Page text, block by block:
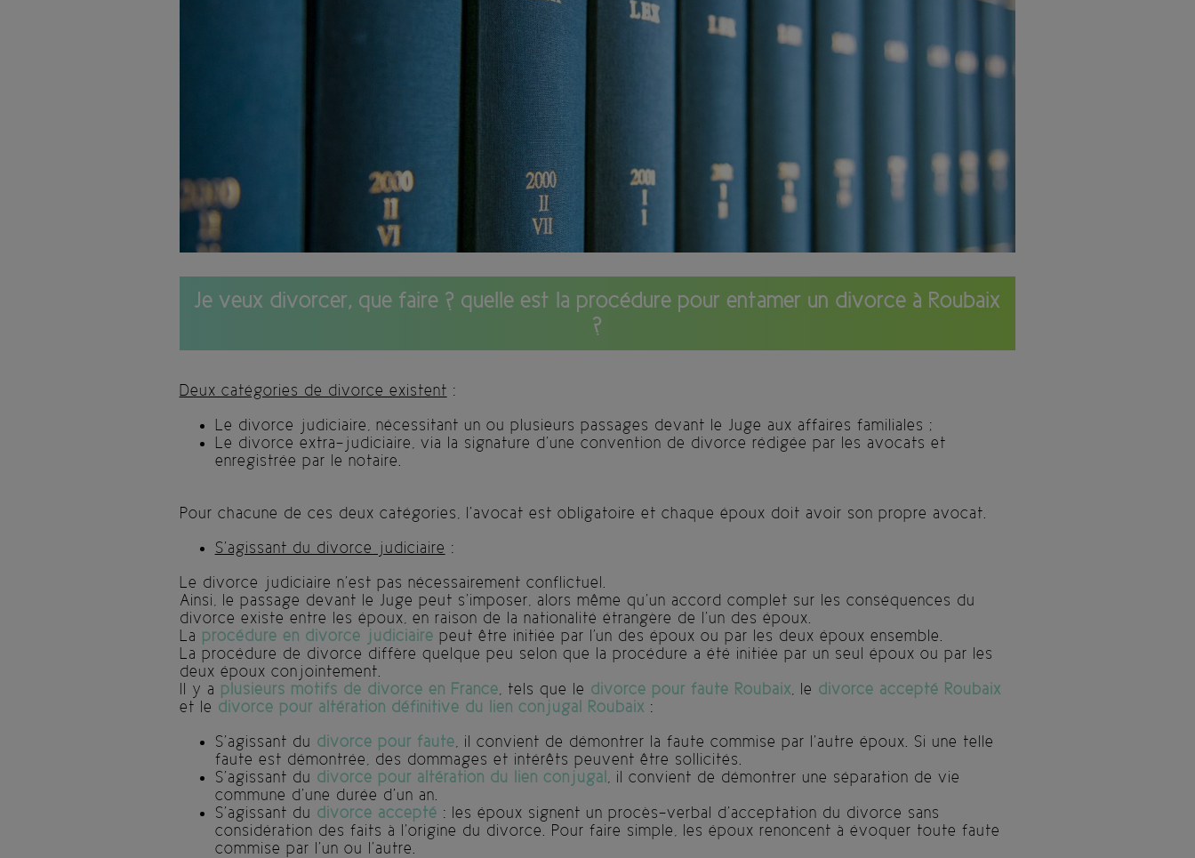
Je veux divorcer, que faire ? quelle est la procédure pour entamer un divorce à Roubaix
?
Deux catégories de divorce existent :
Le divorce judiciaire, nécessitant un ou plusieurs passages devant le Juge aux affaires familiales ;
Le divorce extra-judiciaire, via la signature d’une convention de divorce rédigée par les avocats et
enregistrée par le notaire.
Pour chacune de ces deux catégories, l’avocat est obligatoire et chaque époux doit avoir son propre avocat.
S’agissant du divorce judiciaire :
Le divorce judiciaire n’est pas nécessairement conflictuel.
Ainsi, le passage devant le Juge peut s’imposer, alors même qu’un accord complet sur les conséquences du
divorce existe entre les époux, en raison de la nationalité étrangère de l’un des époux.
La procédure en divorce judiciaire peut être initiée par l'un des époux ou par les deux époux ensemble.
La procédure de divorce diffère quelque peu selon que la procédure a été initiée par un seul époux ou par les
deux époux conjointement.
Il y a plusieurs motifs de divorce en France , tels que le divorce pour faute Roubaix , le divorce accepté Roubaix
et le divorce pour altération définitive du lien conjugal Roubaix :
S’agissant du divorce pour faute , il convient de démontrer la faute commise par l’autre époux. Si une telle
faute est démontrée, des dommages et intérêts peuvent être sollicités.
S’agissant du divorce pour altération du lien conjugal
, il convient de démontrer une séparation de vie
commune d’une durée d’un an.
S’agissant du divorce accepté : les époux signent un procès-verbal d’acceptation du divorce sans
considération des faits à l’origine du divorce. Pour faire simple, les époux renoncent à évoquer toute faute
commise par l’un ou l’autre.